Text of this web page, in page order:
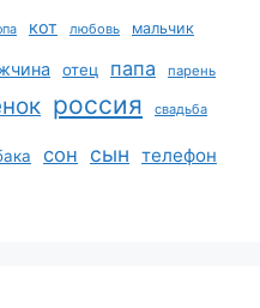
кот любовь мальчик
отец папа парень
россия свадьба
сон сын телефон